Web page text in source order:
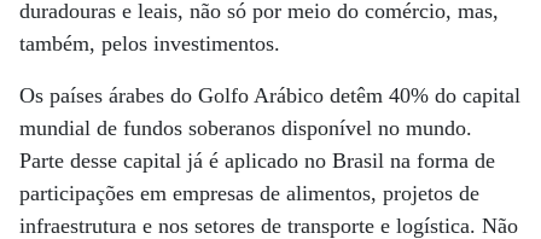
duradouras e leais, não só por meio do comércio, mas,
também, pelos investimentos.
Os países árabes do Golfo Arábico detêm 40% do capital
mundial de fundos soberanos disponível no mundo.
Parte desse capital já é aplicado no Brasil na forma de
participações em empresas de alimentos, projetos de
infraestrutura e nos setores de transporte e logística. Não